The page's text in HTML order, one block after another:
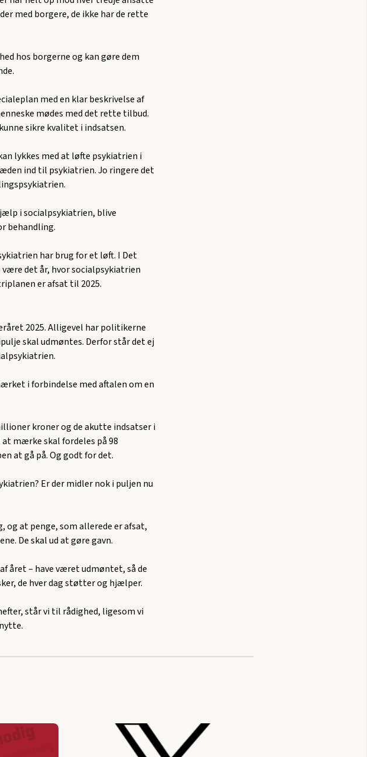
med borgere, de ikke har de rette
hos borgerne og kan gøre dem
med en klar beskrivelse af
mødes med det rette tilbud.
sikre kvalitet i indsatsen.
lykkes med at løfte psykiatrien i
ind til psykiatrien. Jo ringere det
i socialpsykiatrien, blive
behandling.
har brug for et løft. I Det
det år, hvor socialpsykiatrien
er afsat til 2025.
2025. Alligevel har politikerne
skal udmøntes. Derfor står det ej
i forbindelse med aftalen om en
kroner og de akutte indsatser i
mærke skal fordeles på 98
at gå på. Og godt for det.
Er der midler nok i puljen nu
at penge, som allerede er afsat,
De skal ud at gøre gavn.
året – have været udmøntet, så de
de hver dag støtter og hjælper.
står vi til rådighed, ligesom vi